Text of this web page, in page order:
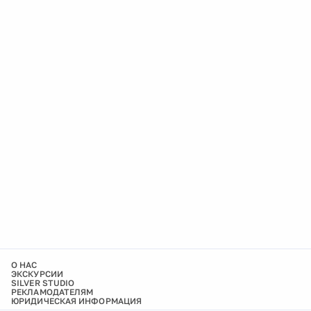
О НАС
ЭКСКУРСИИ
SILVER STUDIO
РЕКЛАМОДАТЕЛЯМ
ЮРИДИЧЕСКАЯ ИНФОРМАЦИЯ